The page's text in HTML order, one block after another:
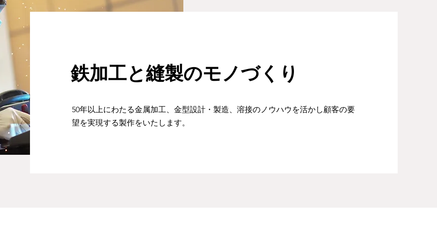
鉄加工と縫製のモノづくり
50年以上にわたる金属加工、金型設計・製造、溶接のノウハウを活かし顧客の要
望を実現する製作をいたします。